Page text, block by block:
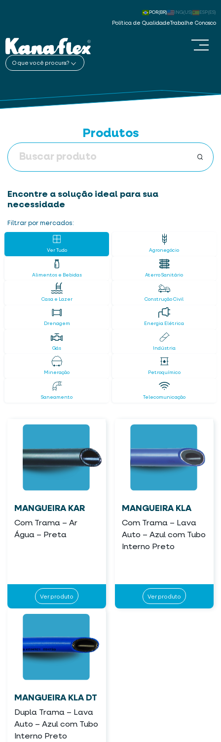
Política de Qualidade Trabalhe Conosco
POR(BR) ING(US) ESP(ES)
O que você procura?
Produtos
Encontre a solução ideal para sua
necessidade
Filtrar por mercados:
Ver Tudo Agronegócio
Alimentos e Bebidas Aterro Sanitário
Casa e Lazer Construção Civil
Drenagem Energia Elétrica
Gás Indústria
Mineração Petroquímico
Saneamento Telecomunicação
MANGUEIRA KAR
Com Trama – Ar
Água – Preta
Ver produto
MANGUEIRA KLA
Com Trama – Lava
Auto – Azul com Tubo
Interno Preto
Ver produto
MANGUEIRA KLA DT
Dupla Trama – Lava
Auto – Azul com Tubo
Interno Preto